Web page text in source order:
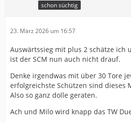
schon süchtig
23. März 2026 um 16:57
Auswärtssieg mit plus 2 schätze ich
ist der SCM nun auch nicht drauf.
Denke irgendwas mit über 30 Tore
erfolgreichste Schützen sind dieses
Also so ganz dolle geraten.
Ach und Milo wird knapp das TW